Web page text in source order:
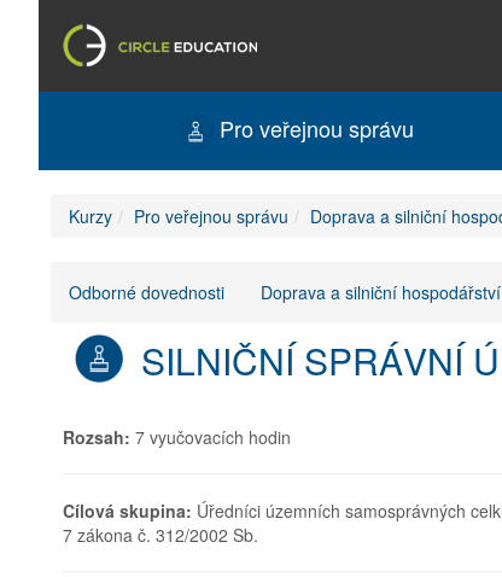
Pro veřejnou správu
Kurzy Pro veřejnou správu Doprava a silniční
Odborné dovednosti Doprava a silniční hospodářství
SILNIČNÍ SPRÁVNÍ
Rozsah: 7 vyučovacích hodin
Cílová skupina: Úředníci územních samosprávných
7 zákona č. 312/2002 Sb.